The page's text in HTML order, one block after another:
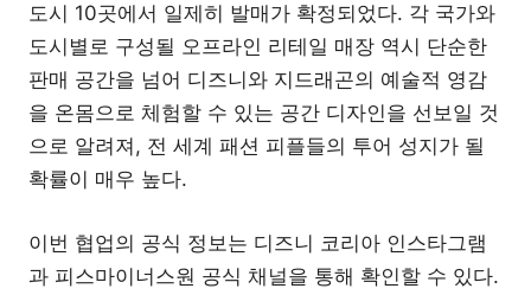
도시 10곳에서 일제히 발매가 확정되었다. 각 국가와
도시별로 구성될 오프라인 리테일 매장 역시 단순한
판매 공간을 넘어 디즈니와 지드래곤의 예술적 영감
을 온몸으로 체험할 수 있는 공간 디자인을 선보일 것
으로 알려져, 전 세계 패션 피플들의 투어 성지가 될
확률이 매우 높다.
이번 협업의 공식 정보는 디즈니 코리아 인스타그램
과 피스마이너스원 공식 채널을 통해 확인할 수 있다.